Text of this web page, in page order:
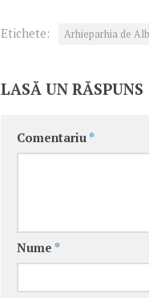
Etichete: Arhieparhia de
LASĂ UN RĂSPUNS
Comentariu *
Nume *